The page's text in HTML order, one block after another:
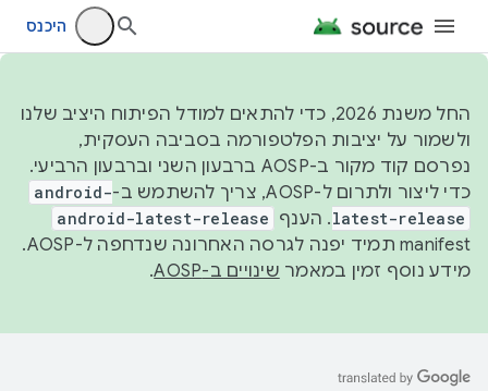
היכנס
החל משנת 2026, כדי להתאים למודל הפיתוח היציב שלנו
ולשמור על יציבות הפלטפורמה בסביבה העסקית,
נפרסם קוד מקור ב-AOSP ברבעון השני וברבעון הרביעי.
כדי ליצור ולתרום ל-AOSP, צריך להשתמש ב-
android-
latest-release. הענף android-latest-release
manifest תמיד יפנה לגרסה האחרונה שנדחפה ל-AOSP.
מידע נוסף זמין במאמר שינויים ב-AOSP .